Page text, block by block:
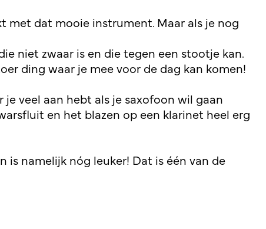
met dat mooie instrument. Maar als je nog
niet zwaar is en die tegen een stootje kan.
ding waar je mee voor de dag kan komen!
veel aan hebt als je saxofoon wil gaan
en het blazen op een klarinet heel erg
is namelijk nóg leuker! Dat is één van de